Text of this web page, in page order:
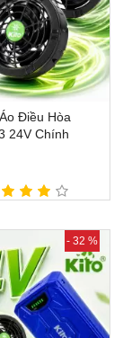
Điều Hòa
24V Chính
- 32 %